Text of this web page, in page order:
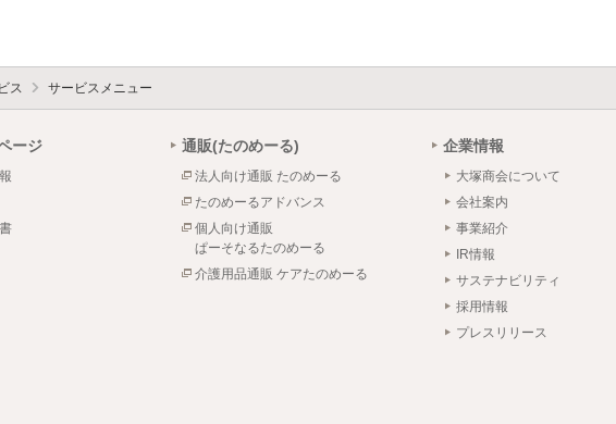
ス サービスメニュー
ージ 通販(たのめーる)
法人向け通販 たのめーる
たのめーるアドバンス
個人向け通販
ぱーそなるたのめーる
介護用品通販 ケアたのめーる
企業情報
大塚商会について
会社案内
事業紹介
IR情報
サステナビリティ
採用情報
プレスリリース